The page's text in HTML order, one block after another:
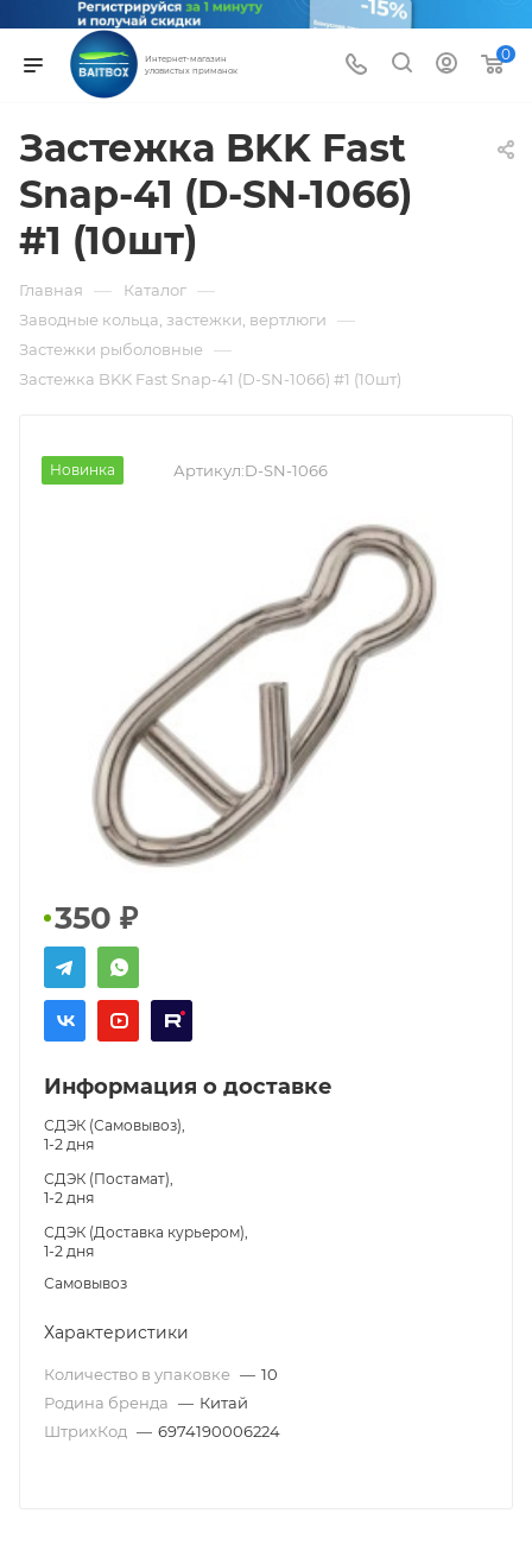
Интернет-магазин
уловистых приманок
0
Застежка BKK Fast
Snap-41 (D-SN-1066)
#1 (10шт)
Главная — Каталог —
Заводные кольца, застежки, вертлюги —
Застежки рыболовные —
Застежка BKK Fast Snap-41 (D-SN-1066) #1 (10шт)
Новинка Артикул:D-SN-1066
350 ₽
Информация о доставке
СДЭК (Самовывоз),
1-2 дня
СДЭК (Постамат),
1-2 дня
СДЭК (Доставка курьером),
1-2 дня
Самовывоз
Характеристики
Количество в упаковке — 10
Родина бренда — Китай
ШтрихКод — 6974190006224